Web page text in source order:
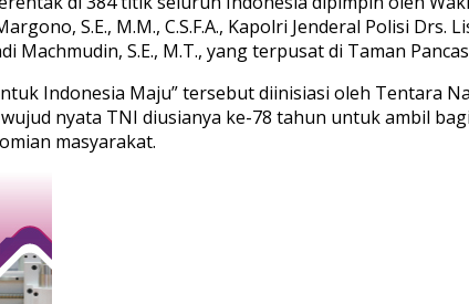
S.E., M.M., C.S.F.A., Kapolri Jenderal Polisi
Machmudin, S.E., M.T., yang terpusat di Taman
Indonesia Maju” tersebut diinisiasi oleh Tentara
nyata TNI diusianya ke-78 tahun untuk ambil
masyarakat.